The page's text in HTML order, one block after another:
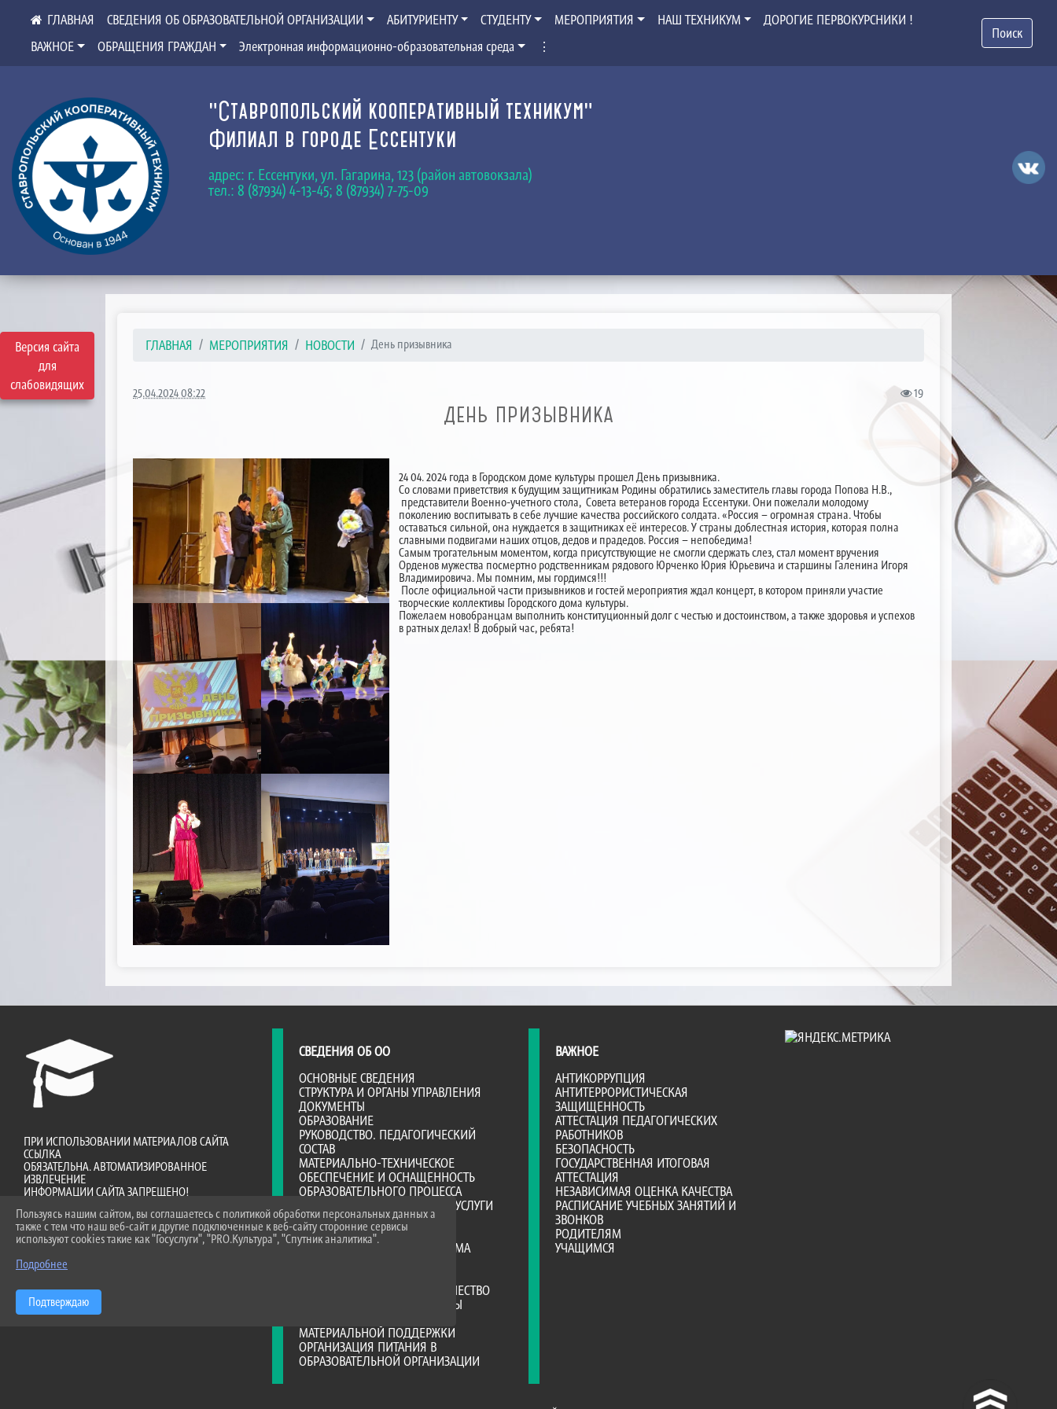
Версия сайта
для
слабовидящих
"Ставропольский кооперативный техникум"
Филиал в городе Ессентуки
адрес: г. Ессентуки, ул. Гагарина, 123 (район автовокзала)
тел.: 8 (87934) 4-13-45; 8 (87934) 7-75-09
СВЕДЕНИЯ ОБ ОБРАЗОВАТЕЛЬНОЙ ОРГАНИЗАЦИИ АБИТУРИЕНТУ СТУДЕНТУ МЕРОПРИЯТИЯ НАШ ТЕХНИКУМ
ДОРОГИЕ ПЕРВОКУРСНИКИ !
ВАЖНОЕ
ОБРАЩЕНИЯ ГРАЖДАН Электронная информационно-образовательная среда ⋮
Поиск
ГЛАВНАЯ МЕРОПРИЯТИЯ НОВОСТИ День призывника
25.04.2024 08:22 19
ДЕНЬ ПРИЗЫВНИКА
24 04. 2024 года в Городском доме культуры прошел День призывника.
Со словами приветствия к будущим защитникам Родины обратились заместитель главы города Попова Н.В.,
представители Военно-учетного стола, Совета ветеранов города Ессентуки. Они пожелали молодому
поколению воспитывать в себе лучшие качества российского солдата. «Россия – огромная страна. Чтобы
оставаться сильной, она нуждается в защитниках её интересов. У страны доблестная история, которая полна
славными подвигами наших отцов, дедов и прадедов. Россия – непобедима!
Самым трогательным моментом, когда присутствующие не смогли сдержать слез, стал момент вручения
Орденов мужества посмертно родственникам рядового Юрченко Юрия Юрьевича и старшины Галенина Игоря
Владимировича. Мы помним, мы гордимся!!!
После официальной части призывников и гостей мероприятия ждал концерт, в котором приняли участие
творческие коллективы Городского дома культуры.
Пожелаем новобранцам выполнить конституционный долг с честью и достоинством, а также здоровья и успехов
в ратных делах! В добрый час, ребята!
ПРИ ИСПОЛЬЗОВАНИИ МАТЕРИАЛОВ САЙТА
ССЫЛКА
ОБЯЗАТЕЛЬНА. АВТОМАТИЗИРОВАННОЕ
ИЗВЛЕЧЕНИЕ
ИНФОРМАЦИИ САЙТА ЗАПРЕЩЕНО!
СВЕДЕНИЯ ОБ ОО
ОСНОВНЫЕ СВЕДЕНИЯ
СТРУКТУРА И ОРГАНЫ УПРАВЛЕНИЯ
ДОКУМЕНТЫ
ОБРАЗОВАНИЕ
РУКОВОДСТВО. ПЕДАГОГИЧЕСКИЙ
СОСТАВ
МАТЕРИАЛЬНО-ТЕХНИЧЕСКОЕ
ОБЕСПЕЧЕНИЕ И ОСНАЩЕННОСТЬ
ОБРАЗОВАТЕЛЬНОГО ПРОЦЕССА
ПЛАТНЫЕ ОБРАЗОВАТЕЛЬНЫЕ УСЛУГИ
ФИНАНСОВО-ХОЗЯЙСТВЕННАЯ
ДЕЯТЕЛЬНОСТЬ
ВАКАНТНЫЕ МЕСТА ДЛЯ ПРИЕМА
МЕЖДУНАРОДНОЕ СОТРУДНИЧЕСТВО
ОБРАЗОВАТЕЛЬНЫЕ СТАНДАРТЫ
МАТЕРИАЛЬНОЙ ПОДДЕРЖКИ
ОРГАНИЗАЦИЯ ПИТАНИЯ В
ОБРАЗОВАТЕЛЬНОЙ ОРГАНИЗАЦИИ
ВАЖНОЕ
АНТИКОРРУПЦИЯ
АНТИТЕРРОРИСТИЧЕСКАЯ
ЗАЩИЩЕННОСТЬ
АТТЕСТАЦИЯ ПЕДАГОГИЧЕСКИХ
РАБОТНИКОВ
БЕЗОПАСНОСТЬ
ГОСУДАРСТВЕННАЯ ИТОГОВАЯ
АТТЕСТАЦИЯ
НЕЗАВИСИМАЯ ОЦЕНКА КАЧЕСТВА
РАСПИСАНИЕ УЧЕБНЫХ ЗАНЯТИЙ И
ЗВОНКОВ
РОДИТЕЛЯМ
УЧАЩИМСЯ
^
Пользуясь нашим сайтом, вы соглашаетесь с политикой обработки персональных данных а
также с тем что наш веб-сайт и другие подключенные к веб-сайту сторонние сервисы
используют cookies такие как "Госуслуги", "PRO.Культура", "Спутник аналитика".
Подробнее
Подтверждаю